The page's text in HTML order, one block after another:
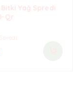
Yağ Spredi
Qr